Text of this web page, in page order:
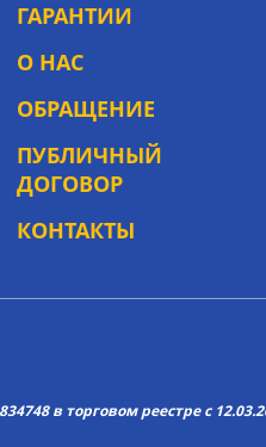
ГАРАНТИИ
О НАС
ОБРАЩЕНИЕ
ПУБЛИЧНЫЙ
ДОГОВОР
КОНТАКТЫ
в торговом реестре с